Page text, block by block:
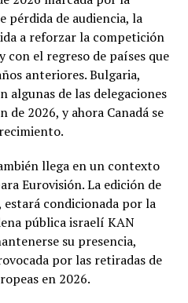
pérdida de audiencia, la
a reforzar la competición
el regreso de países que
anteriores. Bulgaria,
algunas de las delegaciones
de 2026, y ahora Canadá se
llega en un contexto
Eurovisión. La edición de
estará condicionada por la
pública israelí KAN
su presencia,
por las retiradas de
en 2026.